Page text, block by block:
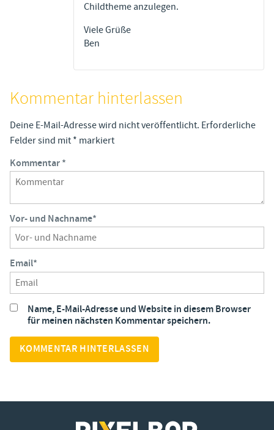
Childtheme anzulegen.
Viele Grüße
Ben
Kommentar hinterlassen
Deine E-Mail-Adresse wird nicht veröffentlicht. Erforderliche
Felder sind mit * markiert
Kommentar*
Vor- und Nachname*
Email*
Name, E-Mail-Adresse und Website in diesem Browser
für meinen nächsten Kommentar speichern.